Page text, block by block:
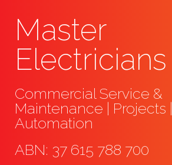
Master
Electricians
Commercial Service &
Maintenance | Projects |
Automation
ABN: 37 615 788 700